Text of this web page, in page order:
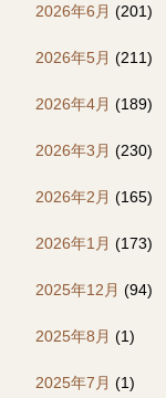
2026年6月 (201)
2026年5月 (211)
2026年4月 (189)
2026年3月 (230)
2026年2月 (165)
2026年1月 (173)
2025年12月 (94)
2025年8月 (1)
2025年7月 (1)